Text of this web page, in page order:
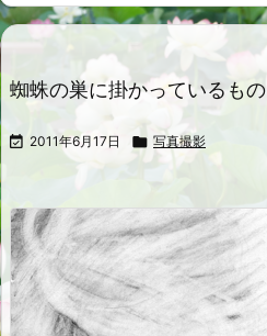
蜘蛛の巣に掛かっているもの
 2011年6月17日  写真撮影